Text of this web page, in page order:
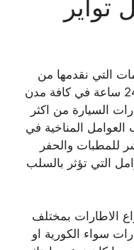
تواير
التي نقدمها من
خلال خدماتنا المتنقلة على مدار 24 ساعة في كافة مدن
السيارة من اكثر
المناخية في
للمطبات والحفر
التي تؤثر بالسلب
الاطارات بمختلف
سواء الكورية او